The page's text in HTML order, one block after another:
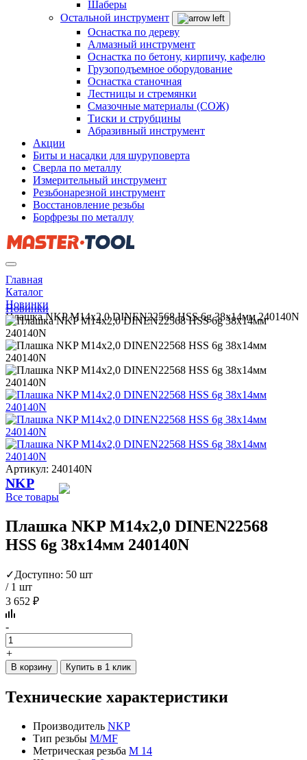
Шаберы
Остальной инструмент
Оснастка по дереву
Алмазный инструмент
Оснастка по бетону, кирпичу, кафелю
Грузоподъемное оборудование
Оснастка станочная
Лестницы и стремянки
Смазочные материалы (СОЖ)
Тиски и струбцины
Абразивный инструмент
Акции
Биты и насадки для шуруповерта
Сверла по металлу
Измерительный инструмент
Резьбонарезной инструмент
Восстановление резьбы
Борфрезы по металлу
Главная
Каталог
Новинки
Плашка NKP М14х2,0 DINEN22568 HSS 6g 38х14мм 240140N
Новинки
Артикул: 240140N
NKP
Все товары
Плашка NKP М14х2,0 DINEN22568
HSS 6g 38х14мм 240140N
✓Доступно: 50 шт
/ 1 шт
3 652 ₽
-
+
В корзину Купить в 1 клик
Технические характеристики
Производитель NKP
Тип резьбы M/MF
Метрическая резьба М 14